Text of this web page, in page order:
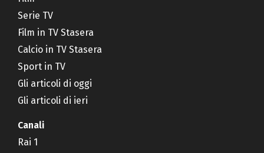
Serie TV
Film in TV Stasera
Calcio in TV Stasera
Sport in TV
Gli articoli di oggi
Gli articoli di ieri
Canali
Rai 1